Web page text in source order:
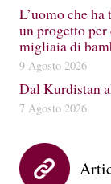
L’uomo che
un progetto
migliaia di
9 Agosto 2026
Dal Kurdistan
7 Agosto 2026